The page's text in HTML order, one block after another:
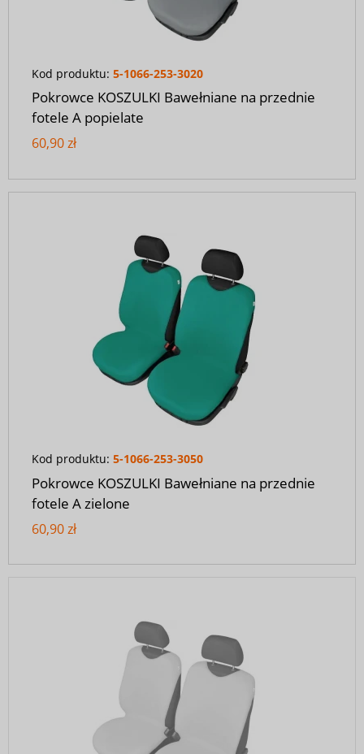
Kod produktu: 5-1066-253-3020
Pokrowce KOSZULKI Bawełniane na przednie
fotele A popielate
60,90 zł
Kod produktu: 5-1066-253-3050
Pokrowce KOSZULKI Bawełniane na przednie
fotele A zielone
60,90 zł